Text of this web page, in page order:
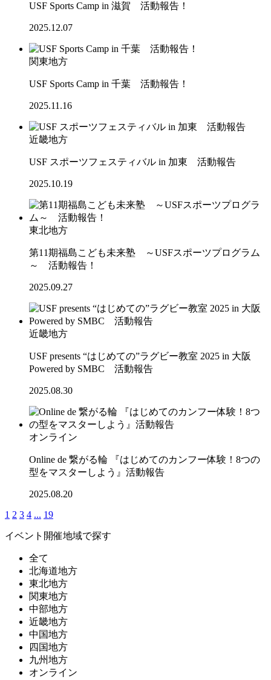
USF Sports Camp in 滋賀 活動報告！
2025.12.07
関東地方
USF Sports Camp in 千葉 活動報告！
2025.11.16
近畿地方
USF スポーツフェスティバル in 加東 活動報告
2025.10.19
東北地方
第11期福島こども未来塾 ～USFスポーツプログラム
～ 活動報告！
2025.09.27
近畿地方
USF presents “はじめての”ラグビー教室 2025 in 大阪
Powered by SMBC 活動報告
2025.08.30
オンライン
Online de 繋がる輪 『はじめてのカンフー体験！8つの
型をマスターしよう』活動報告
2025.08.20
1 2 3 4 ... 19
イベント開催地域で探す
全て
北海道地方
東北地方
関東地方
中部地方
近畿地方
中国地方
四国地方
九州地方
オンライン